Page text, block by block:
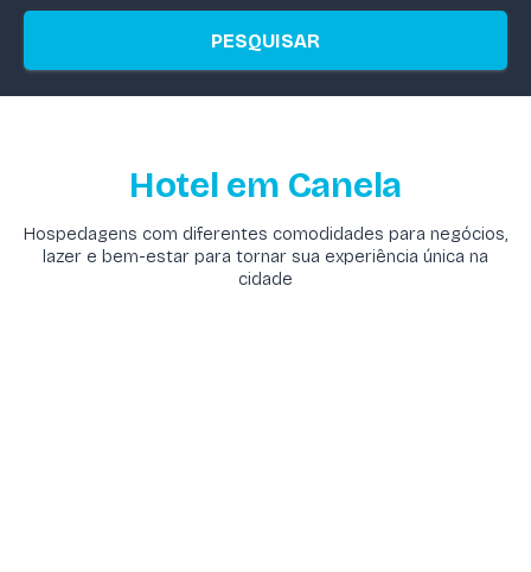
PESQUISAR
Hotel em Canela
Hospedagens com diferentes comodidades para negócios,
lazer e bem-estar para tornar sua experiência única na
cidade